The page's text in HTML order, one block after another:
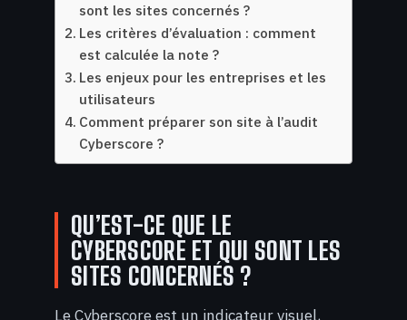
sont les sites concernés ?
Les critères d’évaluation : comment
est calculée la note ?
Les enjeux pour les entreprises et les
utilisateurs
Comment préparer son site à l’audit
Cyberscore ?
QU’EST-CE QUE LE
CYBERSCORE ET QUI SONT LES
SITES CONCERNÉS ?
Le Cyberscore est un indicateur visuel,